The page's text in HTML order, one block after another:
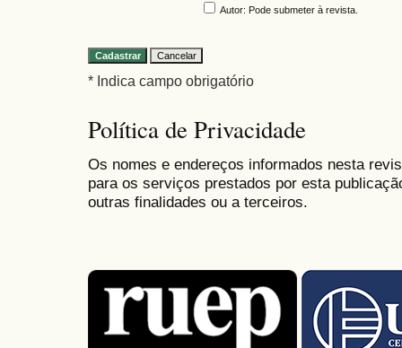
Autor: Pode submeter à revista.
* Indica campo obrigatório
Política de Privacidade
Os nomes e endereços informados nesta
para os serviços prestados por esta
outras finalidades ou a terceiros.